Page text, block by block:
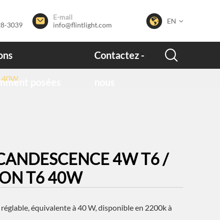
3039

E-mail
info@flintlight.com
 EN
posées
Contactez - 
40W
4W T6 /
T6 40W
équivalente à 40 W, disponible en 2200k à